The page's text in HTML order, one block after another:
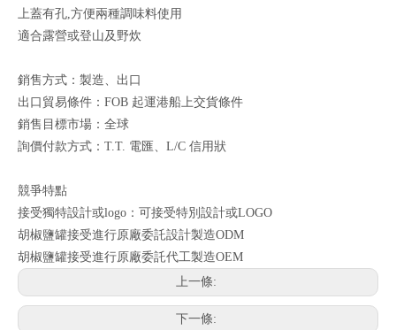
上蓋有孔,方便兩種調味料使用
適合露營或登山及野炊
銷售方式：製造、出口
出口貿易條件：FOB 起運港船上交貨條件
銷售目標市場：全球
詢價付款方式：T.T. 電匯、L/C 信用狀
競爭特點
接受獨特設計或logo：可接受特別設計或LOGO
胡椒鹽罐接受進行原廠委託設計製造ODM
胡椒鹽罐接受進行原廠委託代工製造OEM
上一條:
下一條: